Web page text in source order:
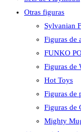
Otras figuras
Sylvanian
Figuras de
FUNKO
Figuras de
Hot Toys
Figuras de
Figuras de
Mighty